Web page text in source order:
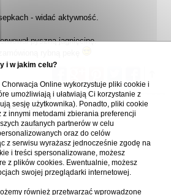
- widać aktywność.
pyszną jagnięcinę.
06:57
Otokiem:
i w jakim celu?
Online wykorzystuje pliki cookie i
umożliwiają i ułatwiają Ci korzystanie z
sesję użytkownika). Ponadto, pliki cookie
z innymi metodami zbierania preferencji
zaufanych partnerów w celu
oraz do celów
z serwisu wyrażasz jednocześnie zgodę na
i treści spersonalizowane, możesz
z plików cookies. Ewentualnie, możesz
swojej przeglądarki internetowej.
również przetwarzać wprowadzone